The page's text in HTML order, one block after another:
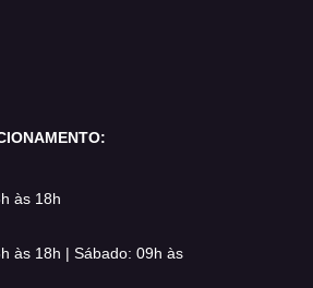
às 18h
às 18h | Sábado: 09h às